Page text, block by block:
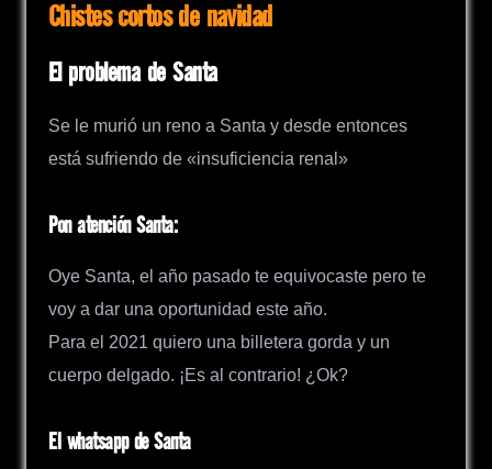
Chistes cortos de navidad
El problema de Santa
Se le murió un reno a Santa y desde entonces
está sufriendo de «insuficiencia renal»
Pon atención Santa:
Oye Santa, el año pasado te equivocaste pero te
voy a dar una oportunidad este año.
Para el 2021 quiero una billetera gorda y un
cuerpo delgado. ¡Es al contrario! ¿Ok?
El whatsapp de Santa